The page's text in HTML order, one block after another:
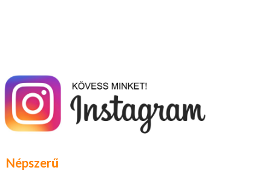
Népszerű